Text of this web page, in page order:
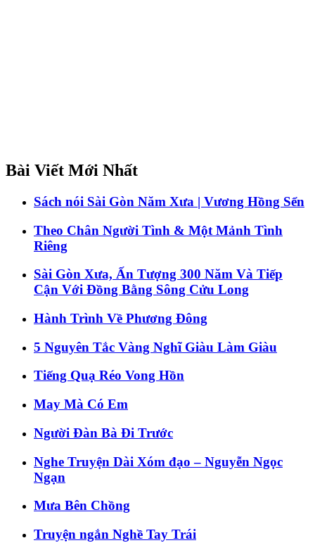
Bài Viết Mới Nhất
Sách nói Sài Gòn Năm Xưa | Vương Hồng Sển
Theo Chân Người Tình & Một Mảnh Tình
Riêng
Sài Gòn Xưa, Ấn Tượng 300 Năm Và Tiếp
Cận Với Đồng Bằng Sông Cửu Long
Hành Trình Về Phương Đông
5 Nguyên Tắc Vàng Nghĩ Giàu Làm Giàu
Tiếng Quạ Réo Vong Hồn
May Mà Có Em
Người Đàn Bà Đi Trước
Nghe Truyện Dài Xóm đạo – Nguyễn Ngọc
Ngạn
Mưa Bên Chồng
Truyện ngắn Nghề Tay Trái